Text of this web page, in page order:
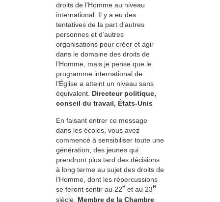
droits de l’Homme au niveau
international. Il y a eu des
tentatives de la part d’autres
personnes et d’autres
organisations pour créer et agir
dans le domaine des droits de
l’Homme, mais je pense que le
programme international de
l’Église a atteint un niveau sans
équivalent. Directeur politique,
conseil du travail, États-Unis
En faisant entrer ce message
dans les écoles, vous avez
commencé à sensibiliser toute une
génération, des jeunes qui
prendront plus tard des décisions
à long terme au sujet des droits de
l’Homme, dont les répercussions
se feront sentir au 22e et au 23e
siècle. Membre de la Chambre